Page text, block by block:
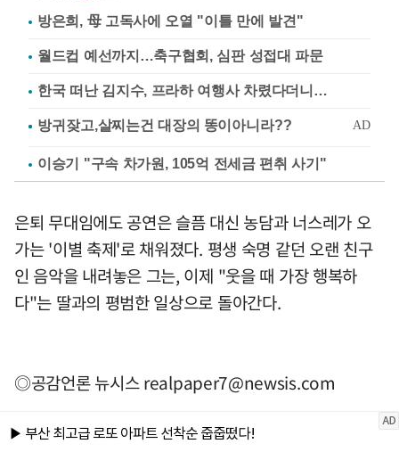
방은희, 母 고독사에 오열 "이틀 만에 발견"
월드컵 예선까지…축구협회, 심판 성접대 파문
한국 떠난 김지수, 프라하 여행사 차렸다더니…
이승기 "구속 차가원, 105억 전세금 편취 사기"
은퇴 무대임에도 공연은 슬픔 대신 농담과 너스레가 오
가는 '이별 축제'로 채워졌다. 평생 숙명 같던 오랜 친구
인 음악을 내려놓은 그는, 이제 "웃을 때 가장 행복하
다"는 딸과의 평범한 일상으로 돌아간다.
◎공감언론 뉴시스realpaper7@newsis.com